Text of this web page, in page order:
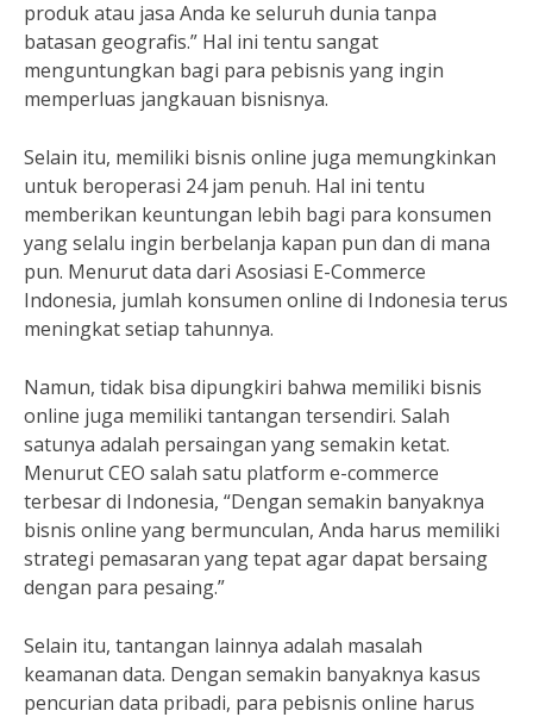
produk atau jasa Anda ke seluruh dunia tanpa
batasan geografis.” Hal ini tentu sangat
menguntungkan bagi para pebisnis yang ingin
memperluas jangkauan bisnisnya.
Selain itu, memiliki bisnis online juga memungkinkan
untuk beroperasi 24 jam penuh. Hal ini tentu
memberikan keuntungan lebih bagi para konsumen
yang selalu ingin berbelanja kapan pun dan di mana
pun. Menurut data dari Asosiasi E-Commerce
Indonesia, jumlah konsumen online di Indonesia terus
meningkat setiap tahunnya.
Namun, tidak bisa dipungkiri bahwa memiliki bisnis
online juga memiliki tantangan tersendiri. Salah
satunya adalah persaingan yang semakin ketat.
Menurut CEO salah satu platform e-commerce
terbesar di Indonesia, “Dengan semakin banyaknya
bisnis online yang bermunculan, Anda harus memiliki
strategi pemasaran yang tepat agar dapat bersaing
dengan para pesaing.”
Selain itu, tantangan lainnya adalah masalah
keamanan data. Dengan semakin banyaknya kasus
pencurian data pribadi, para pebisnis online harus